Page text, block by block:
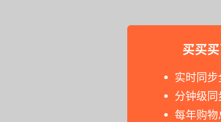
买买
实时同
分钟级
每年购